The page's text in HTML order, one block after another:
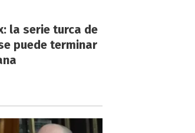
la serie turca de
puede terminar